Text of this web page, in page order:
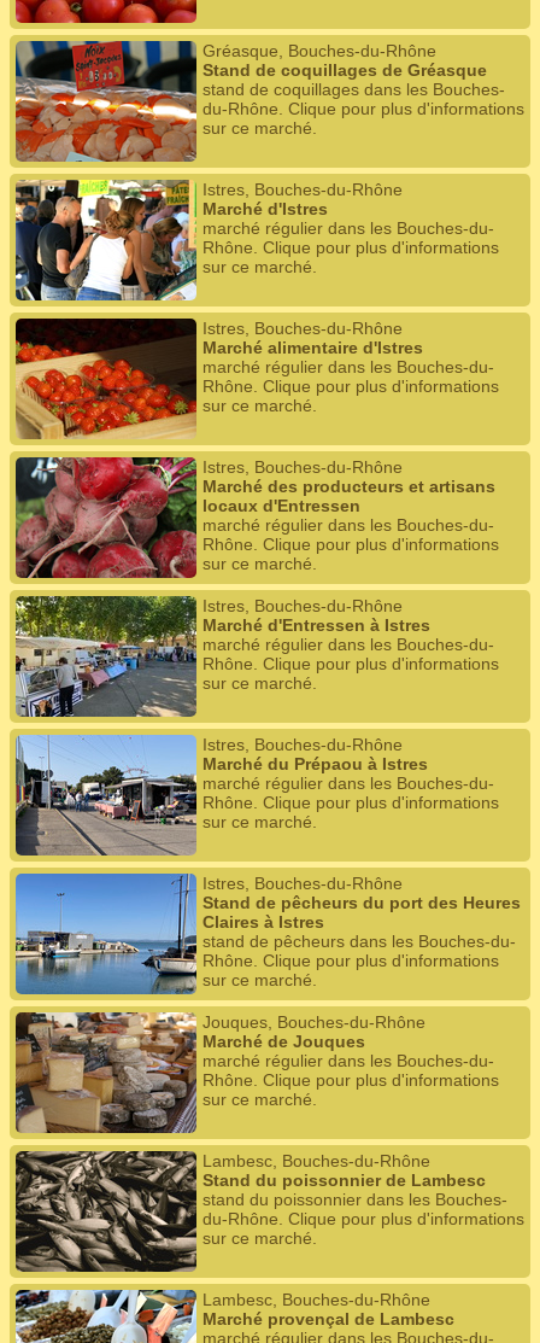
Gréasque, Bouches-du-Rhône
Stand de coquillages de Gréasque
stand de coquillages dans les Bouches-
du-Rhône. Clique pour plus d'informations
sur ce marché.
Istres, Bouches-du-Rhône
Marché d'Istres
marché régulier dans les Bouches-du-
Rhône. Clique pour plus d'informations
sur ce marché.
Istres, Bouches-du-Rhône
Marché alimentaire d'Istres
marché régulier dans les Bouches-du-
Rhône. Clique pour plus d'informations
sur ce marché.
Istres, Bouches-du-Rhône
Marché des producteurs et artisans
locaux d'Entressen
marché régulier dans les Bouches-du-
Rhône. Clique pour plus d'informations
sur ce marché.
Istres, Bouches-du-Rhône
Marché d'Entressen à Istres
marché régulier dans les Bouches-du-
Rhône. Clique pour plus d'informations
sur ce marché.
Istres, Bouches-du-Rhône
Marché du Prépaou à Istres
marché régulier dans les Bouches-du-
Rhône. Clique pour plus d'informations
sur ce marché.
Istres, Bouches-du-Rhône
Stand de pêcheurs du port des Heures
Claires à Istres
stand de pêcheurs dans les Bouches-du-
Rhône. Clique pour plus d'informations
sur ce marché.
Jouques, Bouches-du-Rhône
Marché de Jouques
marché régulier dans les Bouches-du-
Rhône. Clique pour plus d'informations
sur ce marché.
Lambesc, Bouches-du-Rhône
Stand du poissonnier de Lambesc
stand du poissonnier dans les Bouches-
du-Rhône. Clique pour plus d'informations
sur ce marché.
Lambesc, Bouches-du-Rhône
Marché provençal de Lambesc
marché régulier dans les Bouches-du-